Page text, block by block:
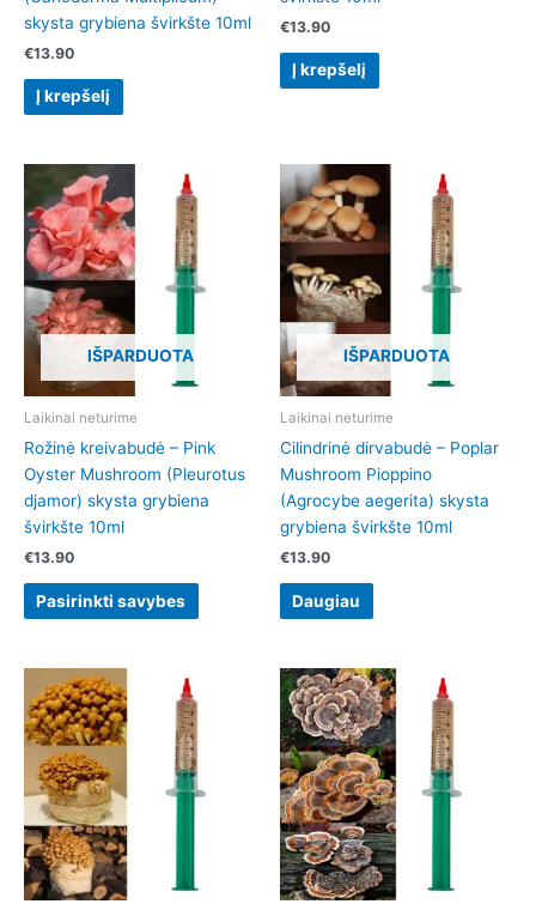
skysta grybiena švirkšte 10ml
€13.90
Į krepšelį
€13.90
Į krepšelį
IŠPARDUOTA
Laikinai neturime
Rožinė kreivabudė – Pink
Oyster Mushroom (Pleurotus
djamor) skysta grybiena
švirkšte 10ml
€13.90
Pasirinkti savybes
product
multiple
variants.
be
on
the
product
IŠPARDUOTA
Laikinai neturime
Cilindrinė dirvabudė – Poplar
Mushroom Pioppino
(Agrocybe aegerita) skysta
grybiena švirkšte 10ml
€13.90
Daugiau